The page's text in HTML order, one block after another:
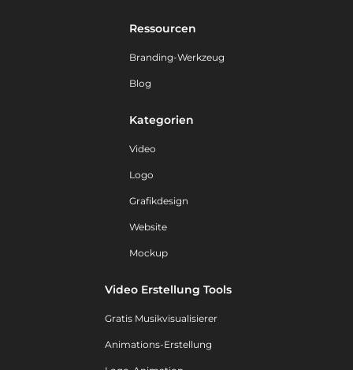
Ressourcen
Branding-Werkzeug
Blog
Kategorien
Video
Logo
Grafikdesign
Website
Mockup
Video Erstellung Tools
Gratis Musikvisualisierer
Animations-Erstellung